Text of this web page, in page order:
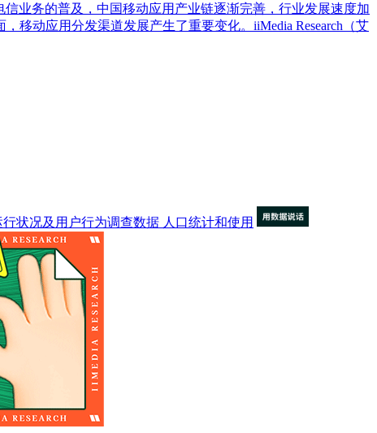
业务的普及，中国移动应用产业链逐渐完善，行业发展速度加
移动应用分发渠道发展产生了重要变化。iiMedia Research（艾
状况及用户行为调查数据 人口统计和使用